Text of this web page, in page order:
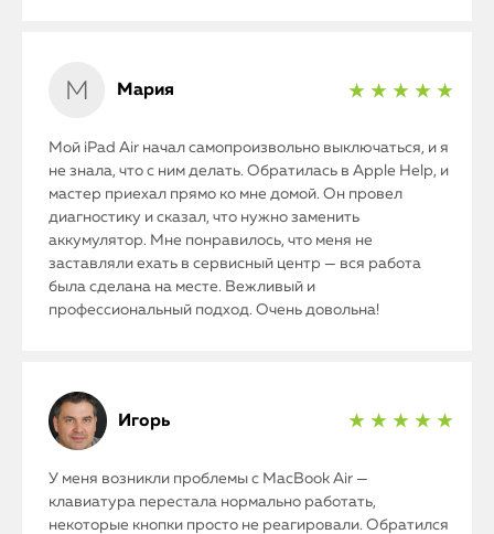
Контакты
Статьи
Мария ★ ★ ★ ★ ★
Мой iPad Air начал самопроизвольно выключаться, и я
не знала, что с ним делать. Обратилась в Apple Help, и
мастер приехал прямо ко мне домой. Он провел
диагностику и сказал, что нужно заменить
аккумулятор. Мне понравилось, что меня не
заставляли ехать в сервисный центр — вся работа
была сделана на месте. Вежливый и
профессиональный подход. Очень довольна!
Игорь ★ ★ ★ ★ ★
У меня возникли проблемы с MacBook Air —
клавиатура перестала нормально работать,
некоторые кнопки просто не реагировали. Обратился